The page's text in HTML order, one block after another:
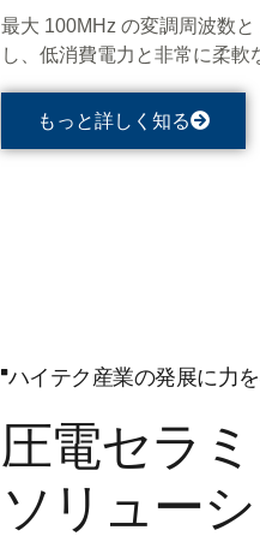
最大 100MHz の変調周波数
し、低消費電力と非常に柔軟
もっと詳しく知る
ハイテク産業の発展に力
圧電セラ
ソリュー